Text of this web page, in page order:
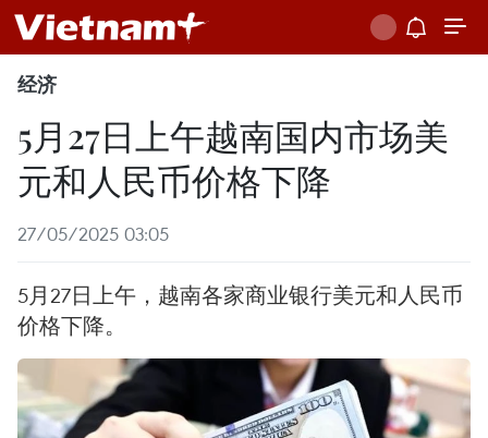
经济
5月27日上午越南国内市场美
元和人民币价格下降
27/05/2025 03:05
5月27日上午，越南各家商业银行美元和人民币
价格下降。